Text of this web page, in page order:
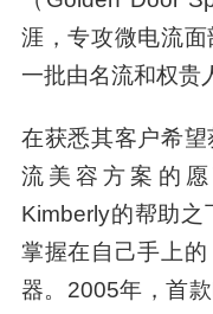
涯，专攻微电流
一批由名流和权贵
在获悉其客户希
流美容方案的
Kimberly的帮助
掌握在自己手上
器。2005年，首